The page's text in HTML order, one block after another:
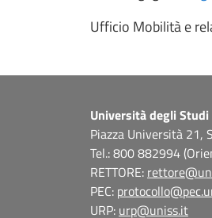
Ufficio Mobilità e
Università degli Studi
Piazza Università 21,
Tel.: 800 882994
RETTORE:
PEC:
URP: urp@uniss.it